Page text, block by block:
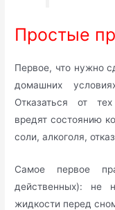
Простые
Первое, что нужно
домашних
Отказаться от
вредят состоянию
соли, алкоголя,
Самое первое
действенных): не
жидкости перед